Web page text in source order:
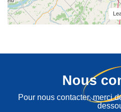
Nous
Pour nous contacter, merci